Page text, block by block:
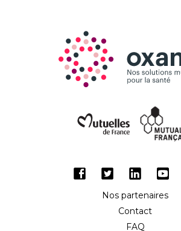
FacebookTwitterLinkedIn
Nos partenaires
Contact
FAQ